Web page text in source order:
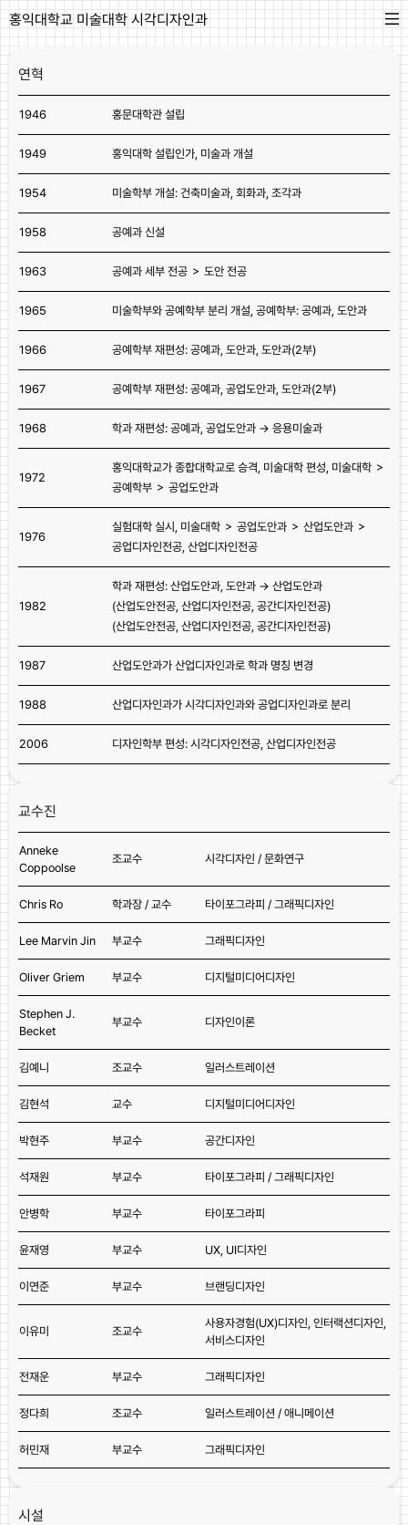
홍익대학교 미술대학 시각디자인과
연혁
1946 홍문대학관 설립
1949 홍익대학 설립인가, 미술과 개설
1954 미술학부 개설: 건축미술과, 회화과, 조각과
1958 공예과 신설
1963 공예과 세부 전공 ＞ 도안 전공
1965 미술학부와 공예학부 분리 개설, 공예학부: 공예과, 도안과
1966 공예학부 재편성: 공예과, 도안과, 도안과(2부)
1967 공예학부 재편성: 공예과, 공업도안과, 도안과(2부)
1968 학과 재편성: 공예과, 공업도안과 → 응용미술과
1972
홍익대학교가 종합대학교로 승격, 미술대학 편성, 미술대학 ＞
공예학부 ＞ 공업도안과
1976
실험대학 실시, 미술대학 ＞ 공업도안과 ＞ 산업도안과 ＞
공업디자인전공, 산업디자인전공
1982
학과 재편성: 산업도안과, 도안과 → 산업도안과
(산업도안전공, 산업디자인전공, 공간디자인전공)
(산업도안전공, 산업디자인전공, 공간디자인전공)
1987 산업도안과가 산업디자인과로 학과 명칭 변경
1988 산업디자인과가 시각디자인과와 공업디자인과로 분리
2006 디자인학부 편성: 시각디자인전공, 산업디자인전공
교수진
Anneke
Coppoolse
조교수 시각디자인 / 문화연구
Chris Ro 학과장 / 교수 타이포그라피 / 그래픽디자인
Lee Marvin Jin 부교수 그래픽디자인
Oliver Griem 부교수 디지털미디어디자인
Stephen J.
Becket
부교수 디자인이론
김예니 조교수 일러스트레이션
김현석 교수 디지털미디어디자인
박현주 부교수 공간디자인
석재원 부교수 타이포그라피 / 그래픽디자인
안병학 부교수 타이포그라피
윤재영 부교수 UX, UI디자인
이연준 부교수 브랜딩디자인
이유미 조교수
사용자경험(UX)디자인, 인터랙션디자인,
서비스디자인
전재운 부교수 그래픽디자인
정다희 조교수 일러스트레이션 / 애니메이션
허민재 부교수 그래픽디자인
시설